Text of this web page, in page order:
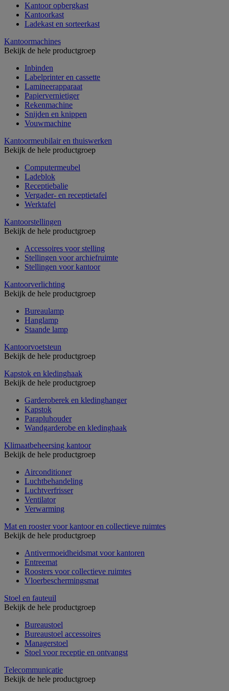
Kantoor opbergkast
Kantoorkast
Ladekast en sorteerkast
Kantoormachines
Bekijk de hele productgroep
Inbinden
Labelprinter en cassette
Lamineerapparaat
Papiervernietiger
Rekenmachine
Snijden en knippen
Vouwmachine
Kantoormeubilair en thuiswerken
Bekijk de hele productgroep
Computermeubel
Ladeblok
Receptiebalie
Vergader- en receptietafel
Werktafel
Kantoorstellingen
Bekijk de hele productgroep
Accessoires voor stelling
Stellingen voor archiefruimte
Stellingen voor kantoor
Kantoorverlichting
Bekijk de hele productgroep
Bureaulamp
Hanglamp
Staande lamp
Kantoorvoetsteun
Bekijk de hele productgroep
Kapstok en kledinghaak
Bekijk de hele productgroep
Garderoberek en kledinghanger
Kapstok
Parapluhouder
Wandgarderobe en kledinghaak
Klimaatbeheersing kantoor
Bekijk de hele productgroep
Airconditioner
Luchtbehandeling
Luchtverfrisser
Ventilator
Verwarming
Mat en rooster voor kantoor en collectieve ruimtes
Bekijk de hele productgroep
Antivermoeidheidsmat voor kantoren
Entreemat
Roosters voor collectieve ruimtes
Vloerbeschermingsmat
Stoel en fauteuil
Bekijk de hele productgroep
Bureaustoel
Bureaustoel accessoires
Managerstoel
Stoel voor receptie en ontvangst
Telecommunicatie
Bekijk de hele productgroep